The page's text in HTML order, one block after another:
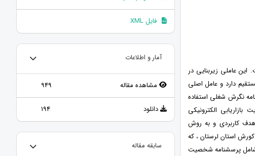
این عاملی زیربنایی در
دارد و عامل اصلی
نگرش شغلی استفاده
الکترونیکی
کاربردی و به روش
استان لرستان ، که
شامل پرسشنامه شخصیت
فایل XML
آمار و اطلاعات
مشاهده مقاله 949
دانلود 194
سابقه مقاله